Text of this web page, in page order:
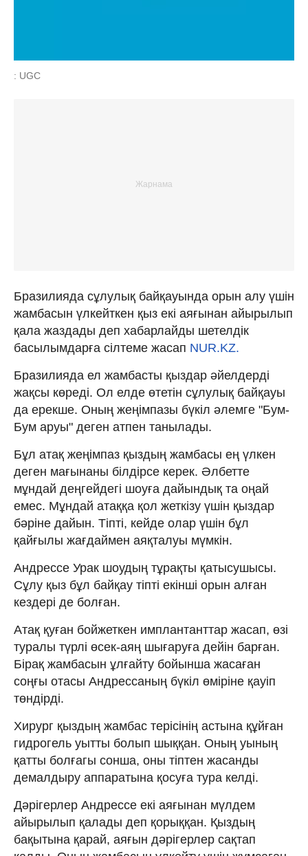
: UGC
Бразилияда сұлулық байқауында орын алу үшін
жамбасын үлкейткен қыз екі аяғынан айырылып
қала жаздады деп хабарлайды шетелдік
басылымдарға сілтеме жасап NUR.KZ.
Бразилияда ел жамбасты қыздар әйелдерді
жақсы көреді. Ол елде өтетін сұлулық байқауы
да ерекше. Оның жеңімпазы бүкіл әлемге "Бум-
Бум аруы" деген атпен танылады.
Бұл атақ жеңімпаз қыздың жамбасы ең үлкен
деген мағынаны білдірсе керек. Әлбетте
мұндай деңгейдегі шоуға дайындық та оңай
емес. Мұндай атаққа қол жеткізу үшін қыздар
бәріне дайын. Тіпті, кейде олар үшін бұл
қайғылы жағдаймен аяқталуы мүмкін.
Андрессе Урак шоудың тұрақты қатысушысы.
Сұлу қыз бұл байқау тіпті екінші орын алған
кездері де болған.
Атақ қуған бойжеткен имплантанттар жасап, өзі
туралы түрлі өсек-аяң шығаруға дейін барған.
Бірақ жамбасын ұлғайту бойынша жасаған
соңғы отасы Андрессаның бүкіл өміріне қауіп
төндірді.
Хирург қыздың жамбас терісінің астына құйған
гидрогель уытты болып шыққан. Оның уының
қатты болғагы сонша, оны тіптен жасанды
демалдыру аппаратына қосуға тура келді.
Дәрігерлер Андрессе екі аяғынан мүлдем
айырылып қалады деп қорыққан. Қыздың
бақытына қарай, аяғын дәрігерлер сақтап